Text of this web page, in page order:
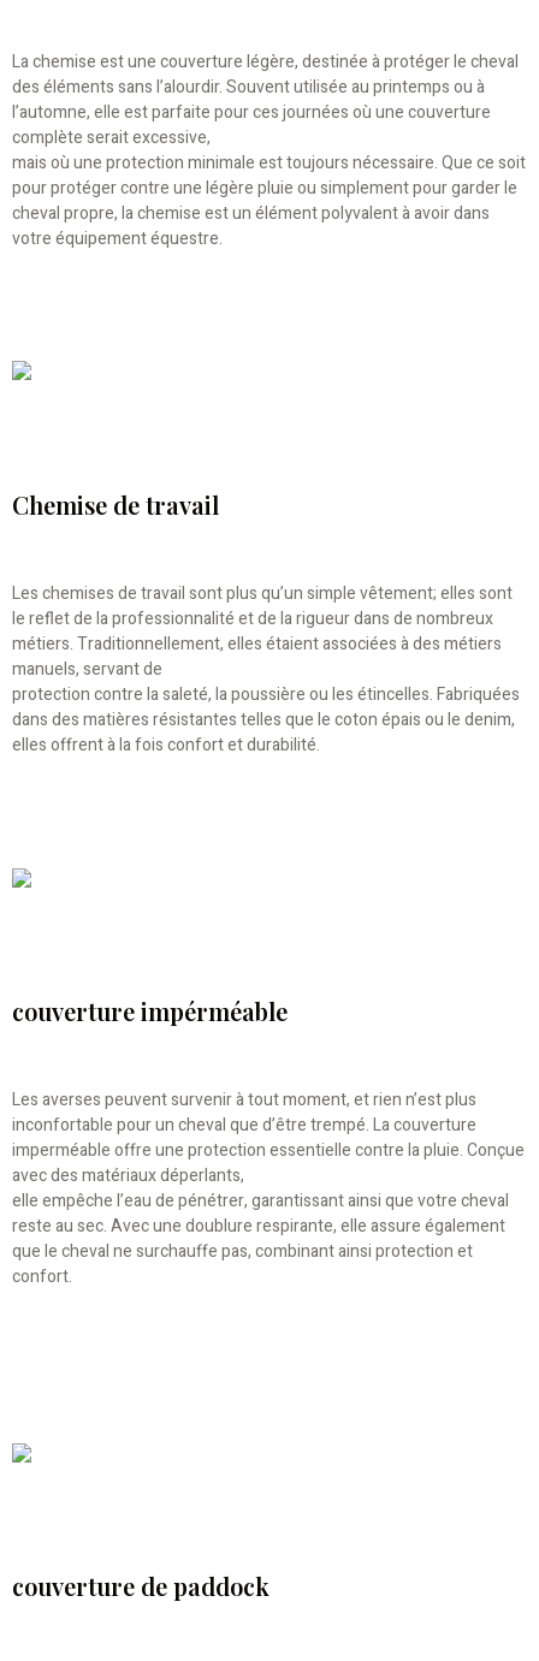
La chemise est une couverture légère, destinée à protéger le cheval
des éléments sans l’alourdir. Souvent utilisée au printemps ou à
l’automne, elle est parfaite pour ces journées où une couverture
complète serait excessive,
mais où une protection minimale est toujours nécessaire. Que ce soit
pour protéger contre une légère pluie ou simplement pour garder le
cheval propre, la chemise est un élément polyvalent à avoir dans
votre équipement équestre.
Chemise de travail
Les chemises de travail sont plus qu’un simple vêtement; elles sont
le reflet de la professionnalité et de la rigueur dans de nombreux
métiers. Traditionnellement, elles étaient associées à des métiers
manuels, servant de
protection contre la saleté, la poussière ou les étincelles. Fabriquées
dans des matières résistantes telles que le coton épais ou le denim,
elles offrent à la fois confort et durabilité.
couverture impérméable
Les averses peuvent survenir à tout moment, et rien n’est plus
inconfortable pour un cheval que d’être trempé. La couverture
imperméable offre une protection essentielle contre la pluie. Conçue
avec des matériaux déperlants,
elle empêche l’eau de pénétrer, garantissant ainsi que votre cheval
reste au sec. Avec une doublure respirante, elle assure également
que le cheval ne surchauffe pas, combinant ainsi protection et
confort.
couverture de paddock